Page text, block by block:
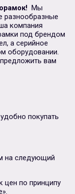
Мы
разнообразные
компания
под брендом
а серийное
оборудовании.
вам
покупать
на следующий
цен по принципу